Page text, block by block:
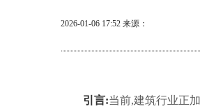
2026-01-06 17:52 来源：
引言:当前,建筑行业正